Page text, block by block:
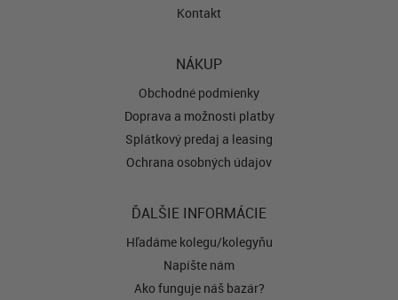
Kontakt
NÁKUP
Obchodné podmienky
Doprava a možnosti platby
Splátkový predaj a leasing
Ochrana osobných údajov
ĎALŠIE INFORMÁCIE
Hľadáme kolegu/kolegyňu
Napíšte nám
Ako funguje náš bazár?